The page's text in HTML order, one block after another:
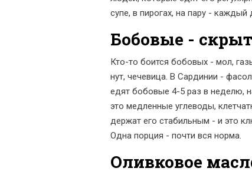
супе, в пирогах, на пару - каждый
Бобовые -
Кто-то боится бобовых - мол,
нут, чечевица. В Сардинии -
едят бобовые 4-5 раз в неделю,
это медленные углеводы,
держат его стабильным - и это
Одна порция - почти вся норма.
Оливковое